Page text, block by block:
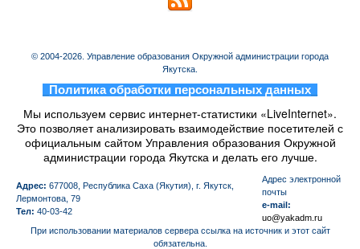
© 2004-2026. Управление образования Окружной администрации города
Якутска.
Политика обработки персональных данных
Мы используем сервис интернет-статистики «LiveInternet».
Это позволяет анализировать взаимодействие посетителей с
официальным сайтом Управления образования Окружной
администрации города Якутска и делать его лучше.
Адрес: 677008, Республика Саха (Якутия), г. Якутск,
Лермонтова, 79
Тел: 40-03-42
Aдрес электронной
почты
e-mail:
uo@yakadm.ru
При использовании материалов сервера ссылка на источник и этот сайт
обязательна.